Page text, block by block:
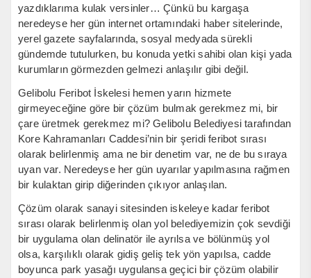
yazdıklarıma kulak versinler… Çünkü bu kargaşa
neredeyse her gün internet ortamındaki haber sitelerinde,
yerel gazete sayfalarında, sosyal medyada sürekli
gündemde tutulurken, bu konuda yetki sahibi olan kişi yada
kurumların görmezden gelmezi anlaşılır gibi değil.
Gelibolu Feribot İskelesi hemen yarın hizmete
girmeyeceğine göre bir çözüm bulmak gerekmez mi, bir
çare üretmek gerekmez mi? Gelibolu Belediyesi tarafından
Kore Kahramanları Caddesi’nin bir şeridi feribot sırası
olarak belirlenmiş ama ne bir denetim var, ne de bu sıraya
uyan var. Neredeyse her gün uyarılar yapılmasına rağmen
bir kulaktan girip diğerinden çıkıyor anlaşılan.
Çözüm olarak sanayi sitesinden iskeleye kadar feribot
sırası olarak belirlenmiş olan yol belediyemizin çok sevdiği
bir uygulama olan delinatör ile ayrılsa ve bölünmüş yol
olsa, karşılıklı olarak gidiş geliş tek yön yapılsa, cadde
boyunca park yasağı uygulansa geçici bir çözüm olabilir